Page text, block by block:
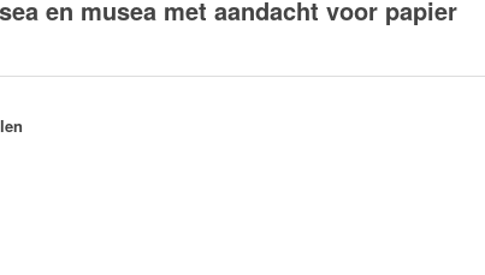
en musea met aandacht voor papier